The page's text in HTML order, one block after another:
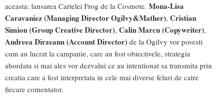
aceasta: lansarea Cartelei Frog de la Cosmote. Mona-Lisa
Caravaniez (Managing Director Ogilvy&Mather), Cristian
Simion (Group Creative Director), Calin Marcu (Copywriter),
Andreea Dirzeanu (Account Director) de la Ogilvy vor povesti
cum au lucrat la campanie, care au fost obiectivele, strategia
abordata si mai ales vor dezvalui ce au intentionat sa transmita prin
creatia care a fost interpretata in cele mai diverse feluri de catre
fiecare comentator.